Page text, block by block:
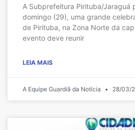
A Subprefeitura Pirituba/Jaraguá
domingo (29), uma grande
de Pirituba, na Zona Norte da
evento deve reunir
LEIA MAIS
A Equipe Guardiã da Notícia 28/03/